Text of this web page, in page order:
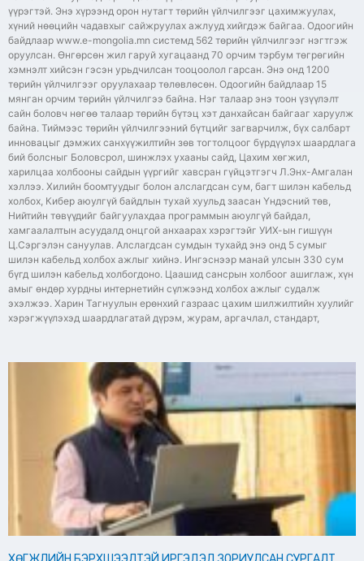
үүрэгтэй. Энэ хүрээнд орон нутагт төрийн үйлчилгээг цахимжуулах,
хүний нөөцийн чадавхыг сайжруулах ажлууд хийгдэж байгаа. Одоогийн
байдлаар www.e-mongolia.mn системд 562 төрийн үйлчилгээг нэгтгэж
оруулсан. Өнгөрсөн жил гаруй хугацаанд 70 орчим тэрбум төгрөгийн
хэмнэлт хийсэн гэсэн урьдчилсан тооцоолол гарсан. Энэ онд 1200
төрийн үйлчилгээг оруулахаар төлөвлөсөн. Одоогийн байдлаар 15
мянган орчим төрийн үйлчилгээ байна. Нэг талаар энэ тоон үзүүлэлт
сайн боловч нөгөө талаар төрийн бүтэц хэт данхайсан байгааг харуулж
байна. Тиймээс төрийн үйлчилгээний бүтцийг загварчилж, бүх салбарт
инновацыг дэмжих санхүүжилтийн зөв тогтолцоог бүрдүүлэх шаардлага
бий болсныг Боловсрол, шинжлэх ухааны сайд, Цахим хөгжил,
харилцаа холбооны сайдын үүргийг хавсран гүйцэтгэгч Л.Энх-Амгалан
хэллээ. Xилийн боомтуудыг болон алслагдсан сум, багт шилэн кабельд
холбох, Кибер аюулгүй байдлын тухай хуульд заасан Үндэсний төв,
Нийтийн төвүүдийг байгуулахдаа программын аюулгүй байдал,
хамгаалалтын асуудалд онцгой анхаарах хэрэгтэйг УИХ-ын гишүүн
Ц.Сэргэлэн сануулав. Алслагдсан сумдын тухайд энэ онд 5 сумыг
шилэн кабельд холбох ажлыг хийнэ. Ингэснээр манай улсын 330 сум
бүгд шилэн кабельд холбогдоно. Цаашид сансрын холбоог ашиглаж, хүн
амыг өндөр хурдны интернетийн сүлжээнд холбох ажлыг судалж
эхэлжээ. Харин Тагнуулын ерөнхий газраас цахим шилжилтийн хуулийг
хэрэгжүүлэхэд шаардлагатай дүрэм, журам, аргачлал, стандарт,